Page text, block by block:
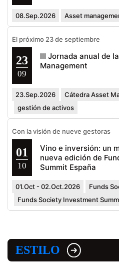
08.Sep.2026 Asset
El próximo 23 de septiembre
23
09
III Jornada anual de
Management
23.Sep.2026
Cátedra Asset
gestión de activos
Con la visión de nueve gestoras
01
10
Vino e inversión: un
nueva edición de
Summit España
01.Oct - 02.Oct.2026
Funds
Funds Society Investment
ESTILO